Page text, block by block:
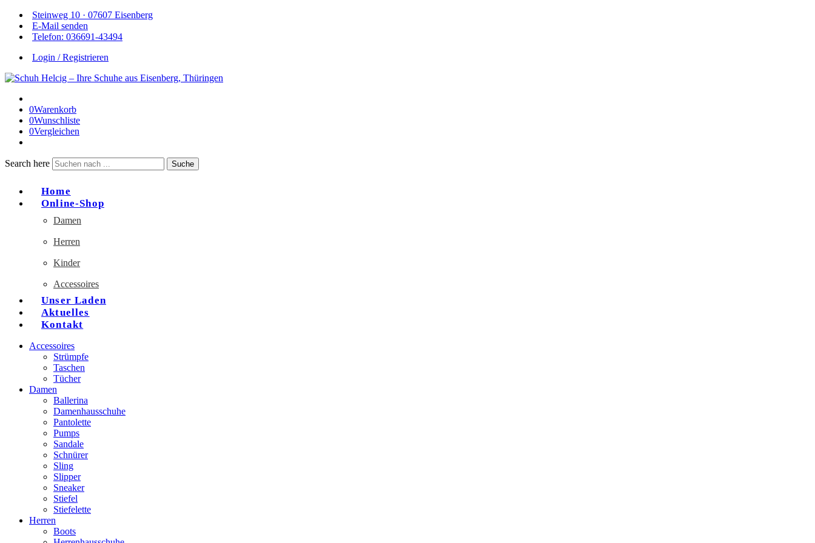
Steinweg 10 · 07607 Eisenberg
E-Mail senden
Telefon: 036691-43494
Login / Registrieren
0Warenkorb
0Wunschliste
0Vergleichen
Search here Suche
Home
Online-Shop
Damen
Herren
Kinder
Accessoires
Unser Laden
Aktuelles
Kontakt
Accessoires
Strümpfe
Taschen
Tücher
Damen
Ballerina
Damenhausschuhe
Pantolette
Pumps
Sandale
Schnürer
Sling
Slipper
Sneaker
Stiefel
Stiefelette
Herren
Boots